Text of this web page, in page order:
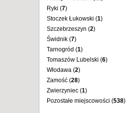
Ryki (7)
Stoczek Łukowski (1)
Szczebrzeszyn (2)
Świdnik (7)
Tarnogród (1)
Tomaszów Lubelski (6)
Włodawa (2)
Zamość (28)
Zwierzyniec (1)
Pozostałe miejscowości (538)